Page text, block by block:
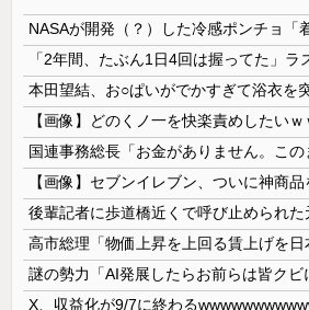
本田望結、お○ぱいがでかすぎて浴衣を
【画像】どのくノ一を快楽責めしたいｗ
【画像】セブンイレブン、ついに神商品
X、収益化が9/7に終わる